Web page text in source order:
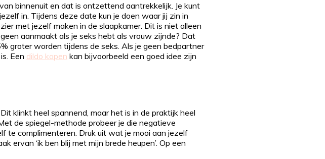
binnenuit en dat is ontzettend aantrekkelijk. Je kunt
in. Tijdens deze date kun je doen waar jij zin in
met jezelf maken in de slaapkamer. Dit is niet alleen
aanmaakt als je seks hebt als vrouw zijnde? Dat
groter worden tijdens de seks. Als je geen bedpartner
Een dildo kopen kan bijvoorbeeld een goed idee zijn
klinkt heel spannend, maar het is in de praktijk heel
de spiegel-methode probeer je die negatieve
te complimenteren. Druk uit wat je mooi aan jezelf
ervan ‘ik ben blij met mijn brede heupen’. Op een